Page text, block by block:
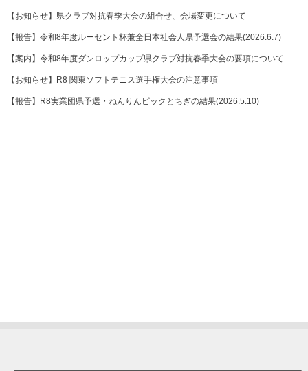
【お知らせ】県クラブ対抗春季大会の組合せ、会場変更について
【報告】令和8年度ルーセント杯兼全日本社会人県予選会の結果(2026.6.7)
【案内】令和8年度ダンロップカップ県クラブ対抗春季大会の要項について
【お知らせ】R8 関東ソフトテニス選手権大会の注意事項
【報告】R8実業団県予選・ねんりんピックとちぎの結果(2026.5.10)